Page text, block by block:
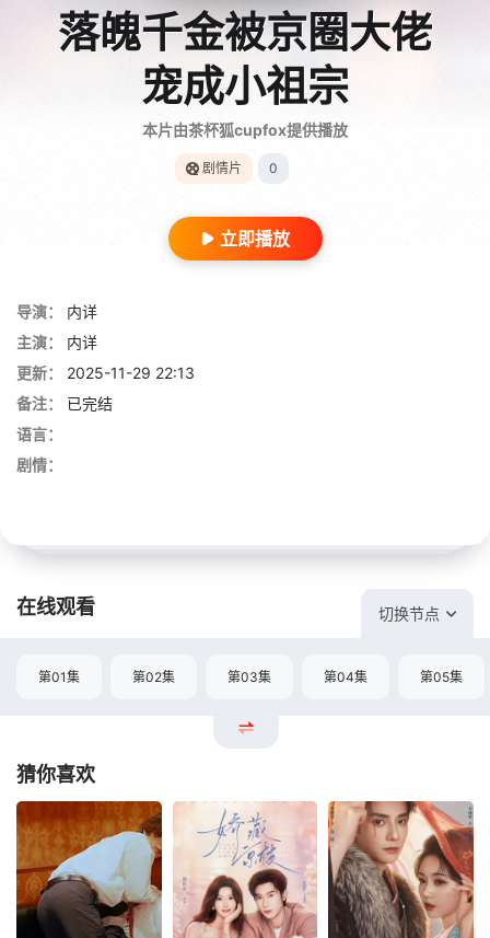
落魄千金被京圈大佬
宠成小祖宗
本片由茶杯狐cupfox提供播放
剧情片 0
立即播放
导演：
内详
主演：
内详
更新：
2025-11-29 22:13
备注：
已完结
语言：
剧情：
在线观看 切换节点
第01集 第02集 第03集 第04集 第05集
猜你喜欢